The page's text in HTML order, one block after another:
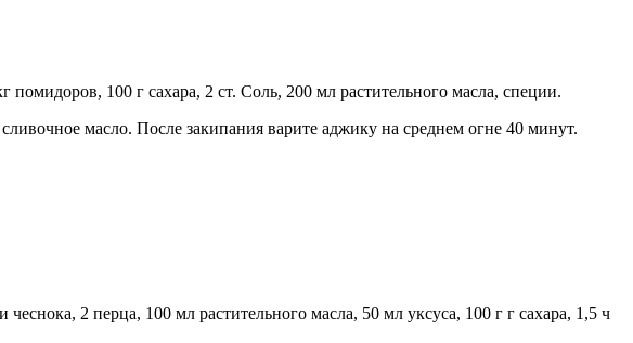
помидоров, 100 г сахара, 2 ст. Соль, 200 мл растительного масла, специи.
масло. После закипания варите аджику на среднем огне 40 минут.
2 перца, 100 мл растительного масла, 50 мл уксуса, 100 г г сахара, 1,5 ч